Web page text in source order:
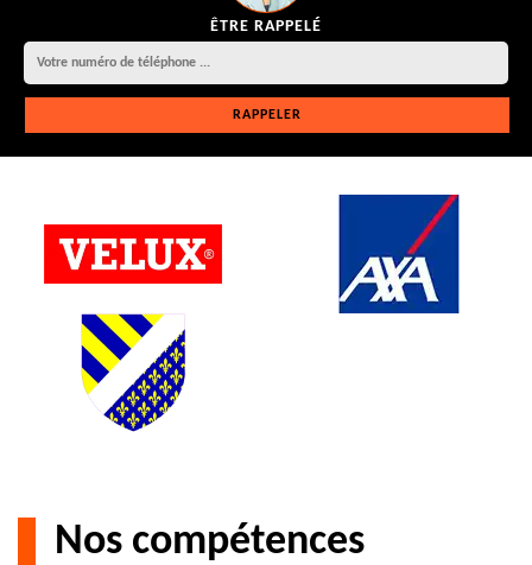
ÊTRE RAPPELÉ
Nos compétences